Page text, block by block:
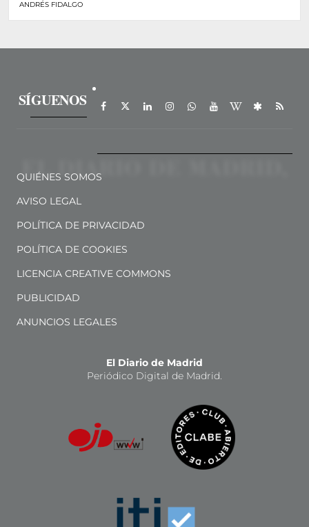
ANDRÉS FIDALGO
SÍGUENOS
QUIÉNES SOMOS
AVISO LEGAL
POLÍTICA DE PRIVACIDAD
POLÍTICA DE COOKIES
LICENCIA CREATIVE COMMONS
PUBLICIDAD
ANUNCIOS LEGALES
El Diario de Madrid
Periódico Digital de Madrid.